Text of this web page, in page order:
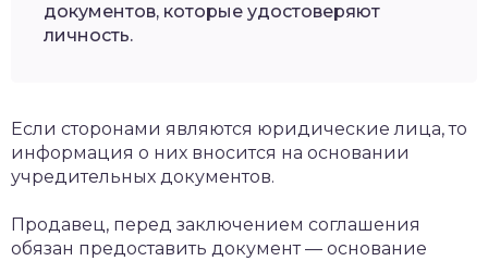
документов, которые удостоверяют
личность.
Если сторонами являются юридические лица, то
информация о них вносится на основании
учредительных документов.
Продавец, перед заключением соглашения
обязан предоставить документ — основание